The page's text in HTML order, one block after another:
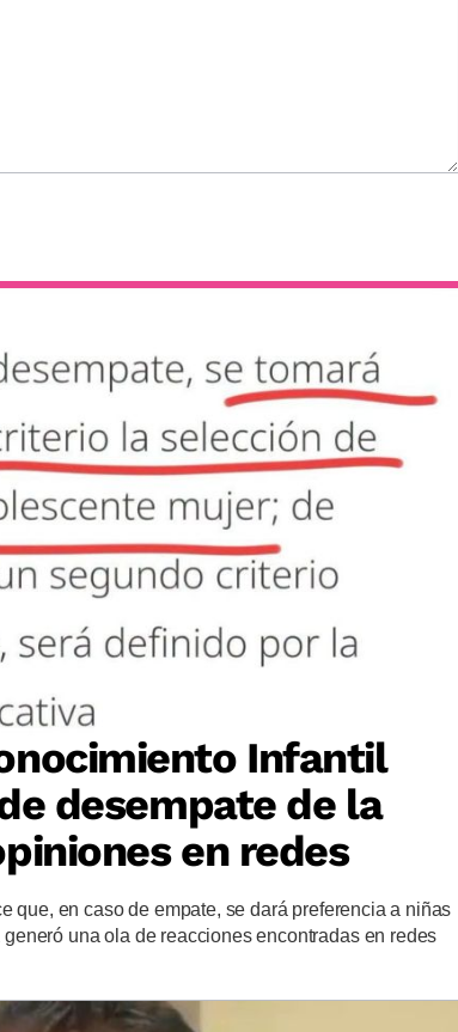
Infantil
desempate de la
en redes
que, en caso de empate, se dará preferencia a niñas
una ola de reacciones encontradas en redes